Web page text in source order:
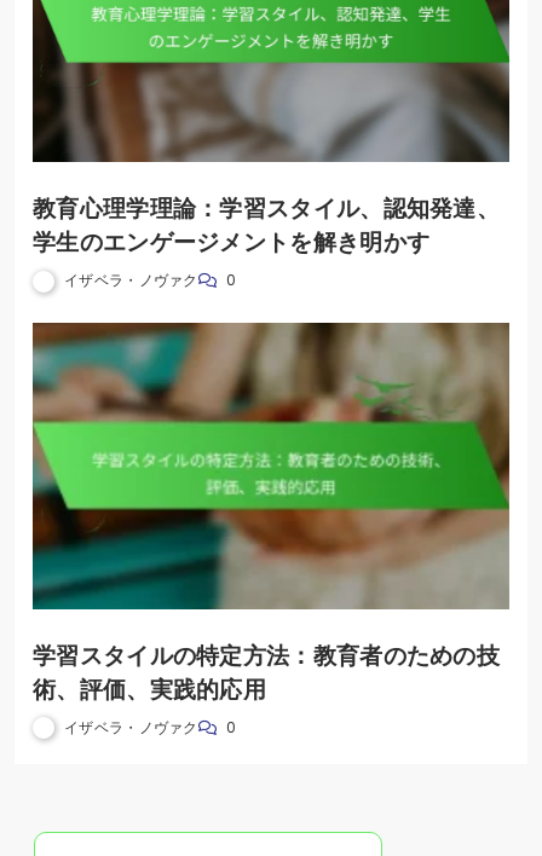
教育心理学理論：学習スタイル、認知発達、
学生のエンゲージメントを解き明かす
イザベラ・ノヴァク 0
学習スタイルの特定方法：教育者のための技
術、評価、実践的応用
イザベラ・ノヴァク 0